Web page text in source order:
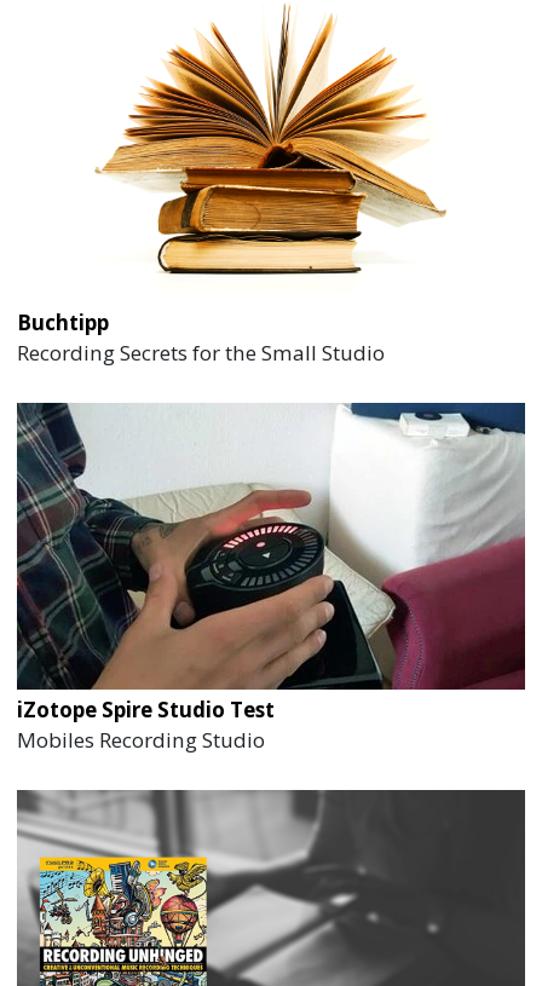
Buchtipp
Recording Secrets for the Small Studio
iZotope Spire Studio Test
Mobiles Recording Studio